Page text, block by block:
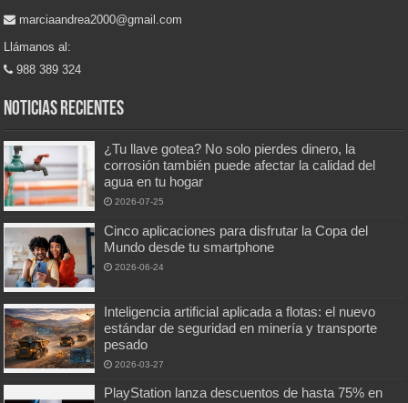
marciaandrea2000@gmail.com
Llámanos al:
988 389 324
Noticias recientes
¿Tu llave gotea? No solo pierdes dinero, la
corrosión también puede afectar la calidad del
agua en tu hogar
2026-07-25
Cinco aplicaciones para disfrutar la Copa del
Mundo desde tu smartphone
2026-06-24
Inteligencia artificial aplicada a flotas: el nuevo
estándar de seguridad en minería y transporte
pesado
2026-03-27
PlayStation lanza descuentos de hasta 75% en